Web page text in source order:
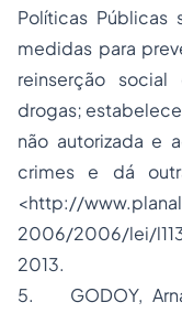
Políticas Públicas
medidas para
reinserção
drogas;
não autorizada e
crimes e dá
<http://
2006/2006/lei/
2013.
5. GODOY,